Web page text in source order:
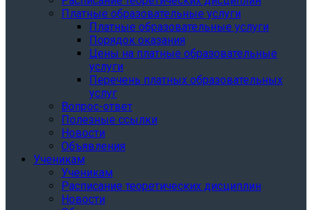
Платные образовательные услуги
Платные образовательные услуги
Порядок оказания
Цены на платные образовательные
услуги
Перечень платных образовательных
услуг
Вопрос-ответ
Полезные ссылки
Новости
Объявления
Ученикам
Ученикам
Расписание теоретических дисциплин
Новости